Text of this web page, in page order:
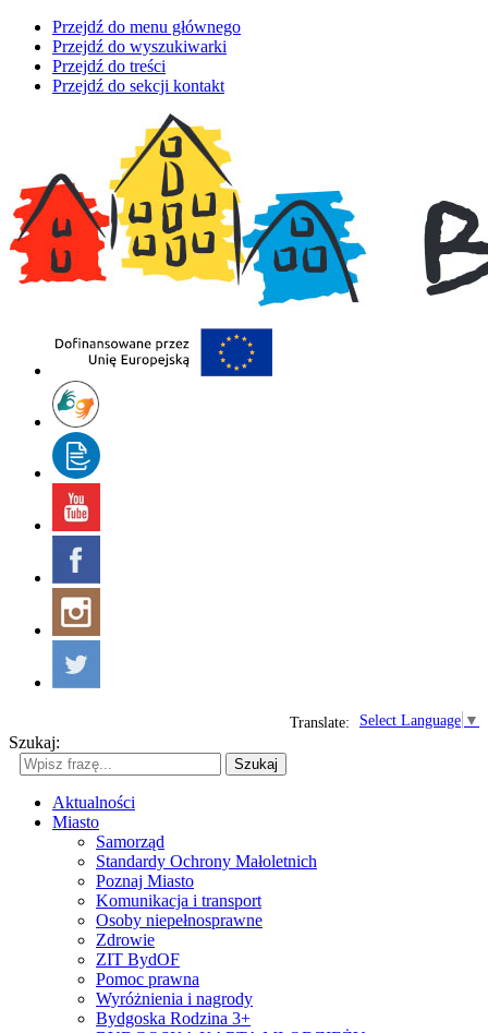
Przejdź do menu głównego
Przejdź do wyszukiwarki
Przejdź do treści
Przejdź do sekcji kontakt
Select Language ▼
Translate:
Szukaj:
Szukaj
Aktualności
Miasto
Samorząd
Standardy Ochrony Małoletnich
Poznaj Miasto
Komunikacja i transport
Osoby niepełnosprawne
Zdrowie
ZIT BydOF
Pomoc prawna
Wyróżnienia i nagrody
Bydgoska Rodzina 3+